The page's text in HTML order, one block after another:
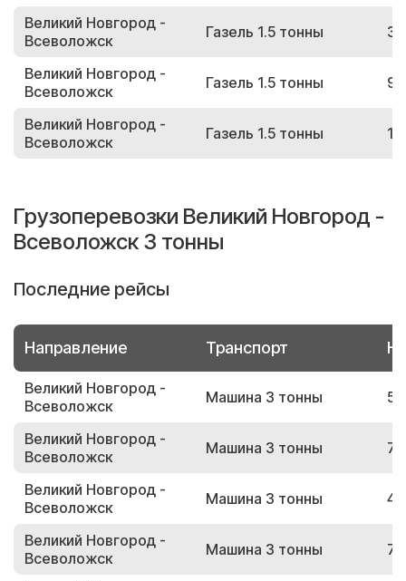
Великий Новгород -
Всеволожск
Газель 1.5 тонны
Великий Новгород -
Всеволожск
Газель 1.5 тонны
Великий Новгород -
Всеволожск
Газель 1.5 тонны
Грузоперевозки Великий Новгород -
Всеволожск 3 тонны
Последние рейсы
Направление Транспорт
Великий Новгород -
Всеволожск
Машина 3 тонны
Великий Новгород -
Всеволожск
Машина 3 тонны
Великий Новгород -
Всеволожск
Машина 3 тонны
Великий Новгород -
Всеволожск
Машина 3 тонны